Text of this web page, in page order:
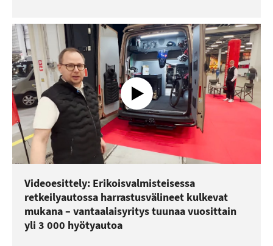
Videoesittely: Erikoisvalmisteisessa
retkeilyautossa harrastusvälineet kulkevat
mukana – vantaalaisyritys tuunaa vuosittain
yli 3 000 hyötyautoa